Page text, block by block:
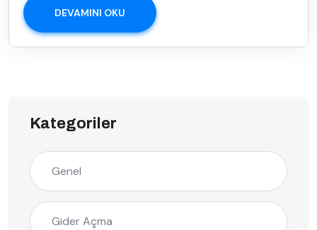
DEVAMINI OKU
Kategoriler
Genel
Gider Açma